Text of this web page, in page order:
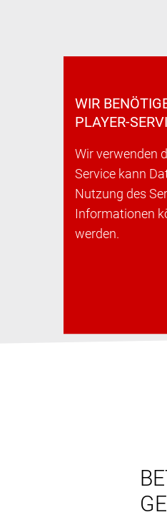
WIR
PLAYER-
Wir verwenden
Service kann
Nutzung des
Informationen
werden.